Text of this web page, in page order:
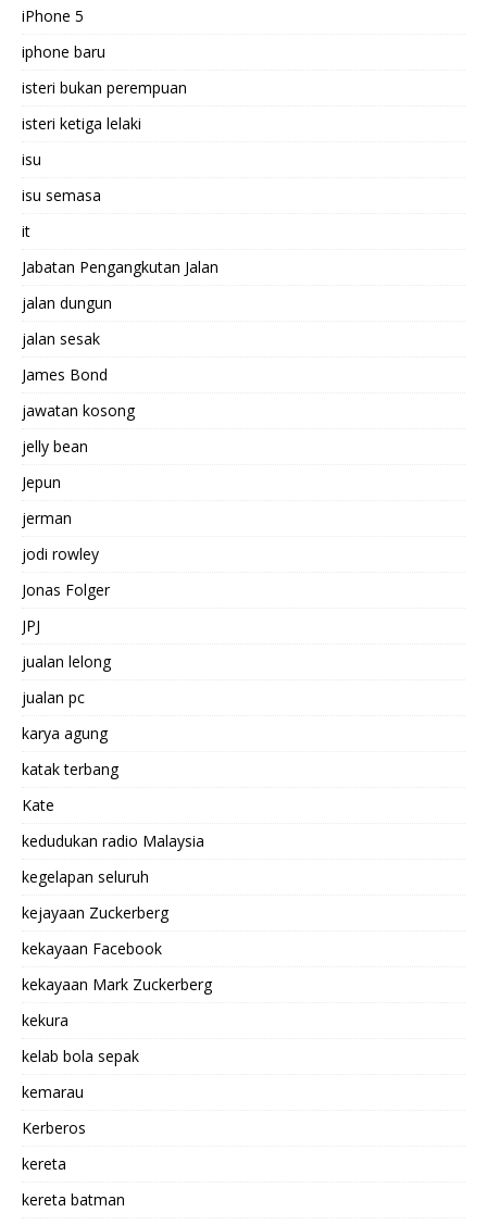
iPhone 5
iphone baru
isteri bukan perempuan
isteri ketiga lelaki
isu
isu semasa
it
Jabatan Pengangkutan Jalan
jalan dungun
jalan sesak
James Bond
jawatan kosong
jelly bean
Jepun
jerman
jodi rowley
Jonas Folger
JPJ
jualan lelong
jualan pc
karya agung
katak terbang
Kate
kedudukan radio Malaysia
kegelapan seluruh
kejayaan Zuckerberg
kekayaan Facebook
kekayaan Mark Zuckerberg
kekura
kelab bola sepak
kemarau
Kerberos
kereta
kereta batman